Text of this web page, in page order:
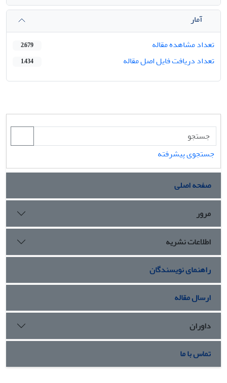
آمار
تعداد مشاهده مقاله
2,679
تعداد دریافت فایل اصل مقاله 1,434
جستجوی پیشرفته
صفحه اصلی
مرور
اطلاعات نشریه
راهنمای نویسندگان
ارسال مقاله
داوران
تماس با ما